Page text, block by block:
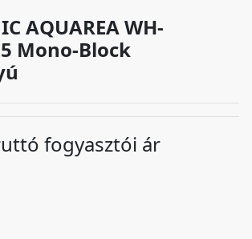
AQUAREA WH-
Mono-Block
fogyasztói ár